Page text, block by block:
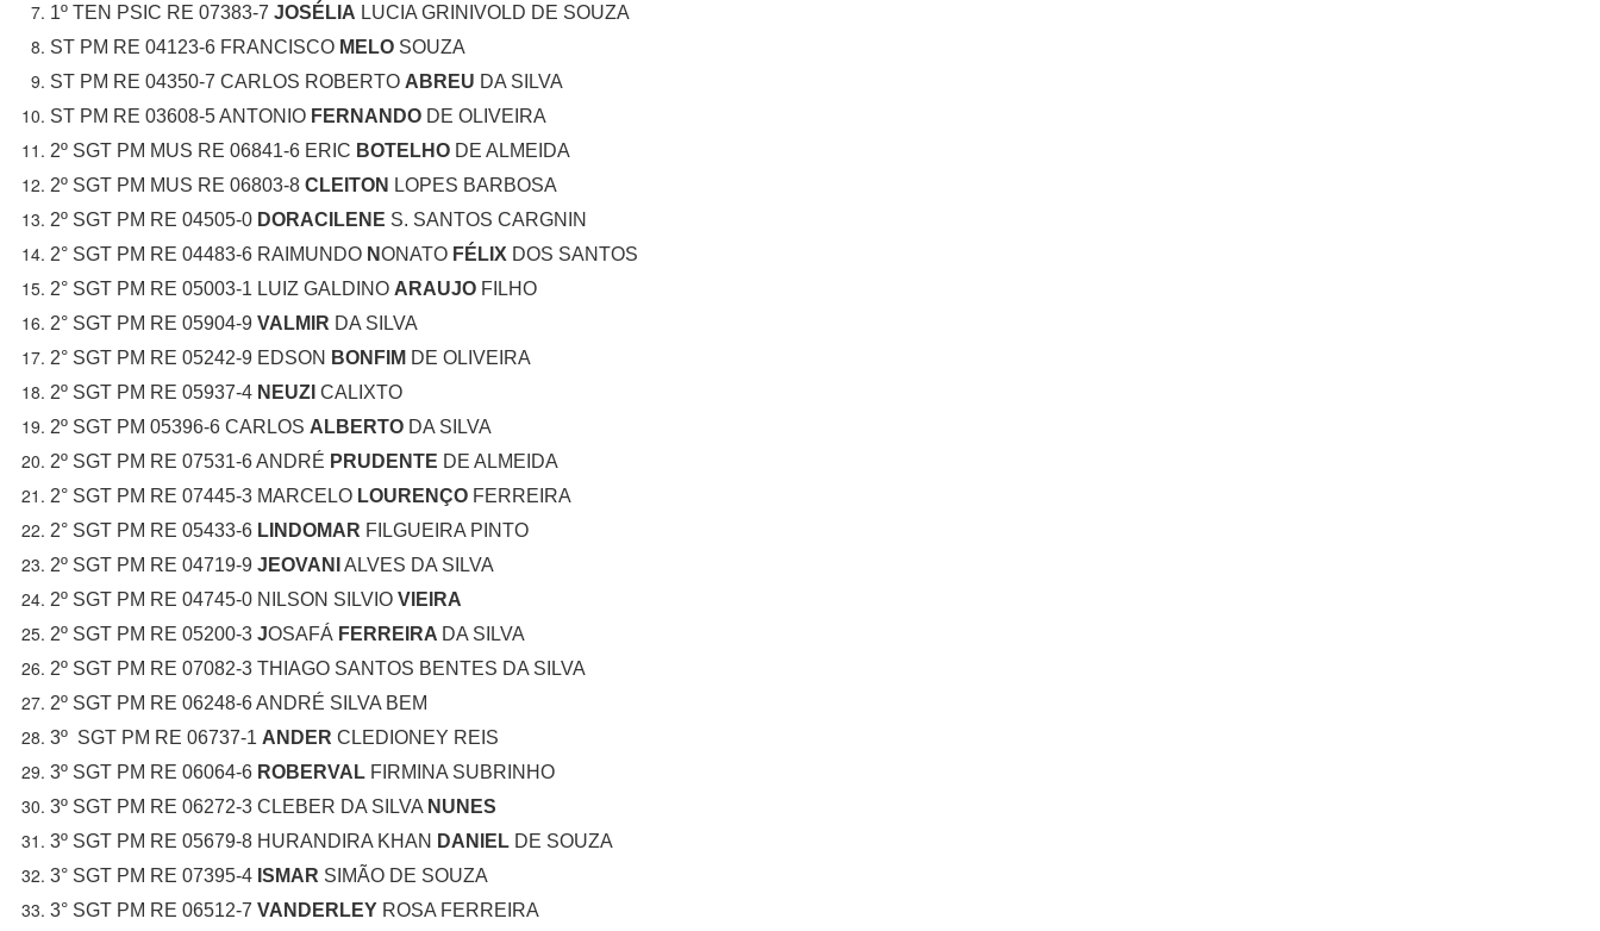
1º TEN PSIC RE 07383-7 JOSÉLIA LUCIA GRINIVOLD DE SOUZA
ST PM RE 04123-6 FRANCISCO MELO SOUZA
ST PM RE 04350-7 CARLOS ROBERTO ABREU DA SILVA
ST PM RE 03608-5 ANTONIO FERNANDO DE OLIVEIRA
2º SGT PM MUS RE 06841-6 ERIC BOTELHO DE ALMEIDA
2º SGT PM MUS RE 06803-8 CLEITON LOPES BARBOSA
2º SGT PM RE 04505-0 DORACILENE S. SANTOS CARGNIN
2° SGT PM RE 04483-6 RAIMUNDO NONATO FÉLIX DOS SANTOS
2° SGT PM RE 05003-1 LUIZ GALDINO ARAUJO FILHO
2° SGT PM RE 05904-9 VALMIR DA SILVA
2° SGT PM RE 05242-9 EDSON BONFIM DE OLIVEIRA
2º SGT PM RE 05937-4 NEUZI CALIXTO
2º SGT PM 05396-6 CARLOS ALBERTO DA SILVA
2º SGT PM RE 07531-6 ANDRÉ PRUDENTE DE ALMEIDA
2° SGT PM RE 07445-3 MARCELO LOURENÇO FERREIRA
2° SGT PM RE 05433-6 LINDOMAR FILGUEIRA PINTO
2º SGT PM RE 04719-9 JEOVANI ALVES DA SILVA
2º SGT PM RE 04745-0 NILSON SILVIO VIEIRA
2º SGT PM RE 05200-3 JOSAFÁ FERREIRA DA SILVA
2º SGT PM RE 07082-3 THIAGO SANTOS BENTES DA SILVA
2º SGT PM RE 06248-6 ANDRÉ SILVA BEM
3º SGT PM RE 06737-1 ANDER CLEDIONEY REIS
3º SGT PM RE 06064-6 ROBERVAL FIRMINA SUBRINHO
3º SGT PM RE 06272-3 CLEBER DA SILVA NUNES
3º SGT PM RE 05679-8 HURANDIRA KHAN DANIEL DE SOUZA
3° SGT PM RE 07395-4 ISMAR SIMÃO DE SOUZA
3° SGT PM RE 06512-7 VANDERLEY ROSA FERREIRA